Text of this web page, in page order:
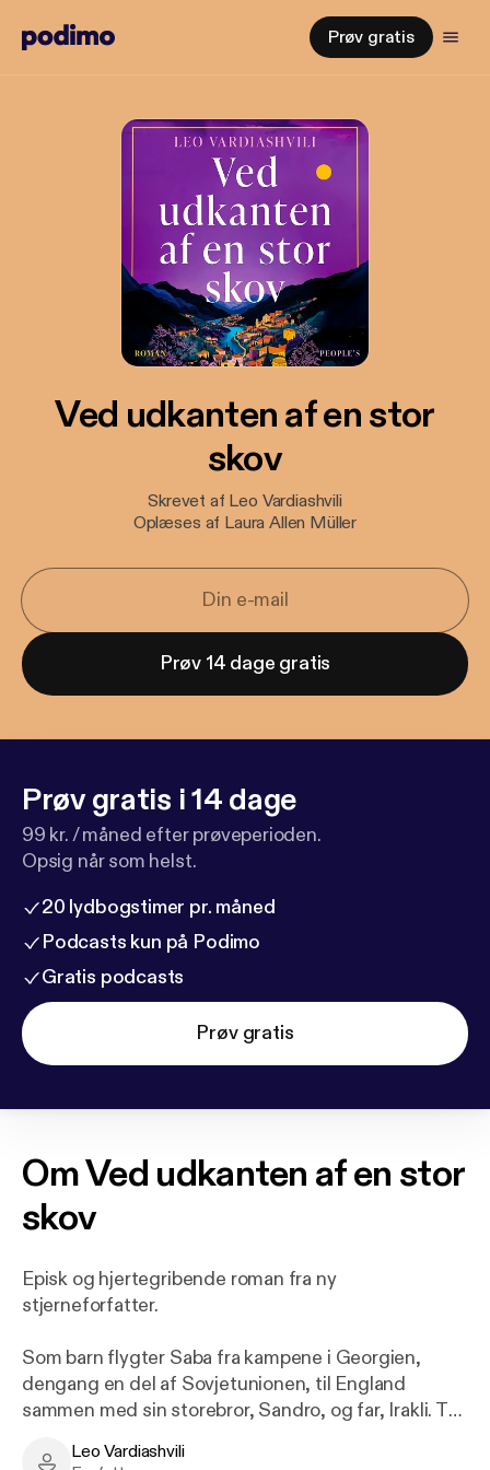
Prøv gratis
Ved udkanten af en stor
skov
Skrevet af Leo Vardiashvili
Oplæses af Laura Allen Müller
Prøv 14 dage gratis
Prøv gratis i 14 dage
99 kr. / måned efter prøveperioden.
Opsig når som helst.
20 lydbogstimer pr. måned
Podcasts kun på Podimo
Gratis podcasts
Prøv gratis
OmVed udkanten af en stor
skov
Episk og hjertegribende roman fra ny
stjerneforfatter.
Som barn flygter Saba fra kampene i Georgien,
dengang en del af Sovjetunionen, til England
sammen med sin storebror, Sandro, og far, Irakli. To
slutte fred med fortiden og de mennesker og
Leo Vardiashvili